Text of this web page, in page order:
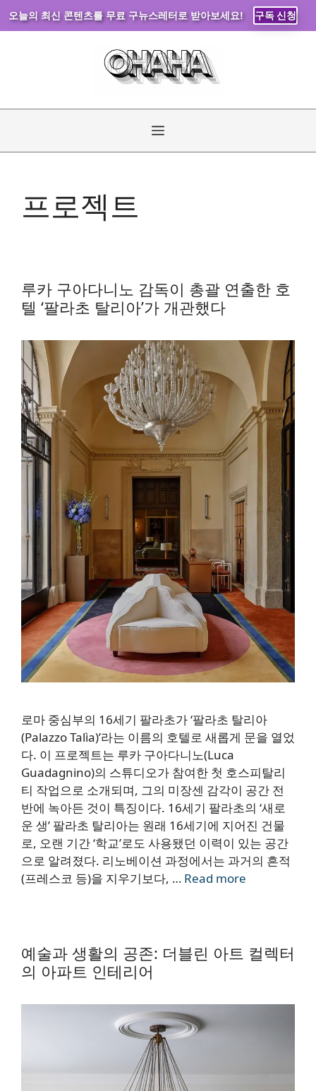
오늘의 최신 콘텐츠를 무료 구뉴스레터로 받아보세요! 구독 신청
건
메
프로젝트
루카 구아다니노 감독이 총괄 연출한 호
텔 ‘팔라초 탈리아’가 개관했다
로마 중심부의 16세기 팔라초가 ‘팔라초 탈리아
(Palazzo Talìa)’라는 이름의 호텔로 새롭게 문을 열었
다. 이 프로젝트는 루카 구아다니노(Luca
Guadagnino)의 스튜디오가 참여한 첫 호스피탈리
티 작업으로 소개되며, 그의 미장센 감각이 공간 전
반에 녹아든 것이 특징이다. 16세기 팔라초의 ‘새로
운 생’ 팔라초 탈리아는 원래 16세기에 지어진 건물
로, 오랜 기간 ‘학교’로도 사용됐던 이력이 있는 공간
으로 알려졌다. 리노베이션 과정에서는 과거의 흔적
(프레스코 등)을 지우기보다, … Read more
예술과 생활의 공존: 더블린 아트 컬렉터
의 아파트 인테리어